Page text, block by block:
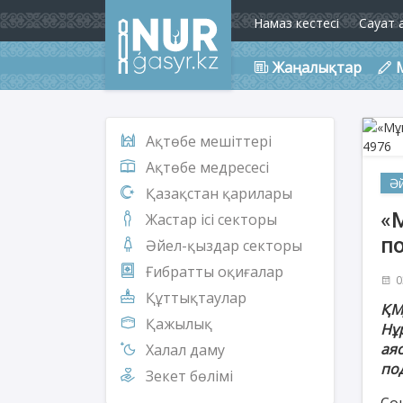
Намаз кестесі Сауат
Жаңалықтар
Ақтөбе мешіттері
Ақтөбе медресесі
Қазақстан қарилары
Жастар ісі секторы
Әйел-қыздар секторы
Ғибратты оқиғалар
Құттықтаулар
Қажылық
Халал даму
Зекет бөлімі